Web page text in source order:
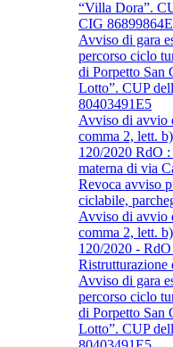
“Villa Dora”.
CIG 86899864E
Avviso di gara
percorso ciclo
di Porpetto San
Lotto”. CUP
80403491E5
Avviso di avvio
comma 2, lett.
120/2020 RdO
materna di via
Revoca avviso
ciclabile,
Avviso di avvio
comma 2, lett.
120/2020 -
Ristrutturazione
Avviso di gara
percorso ciclo
di Porpetto San
Lotto”. CUP